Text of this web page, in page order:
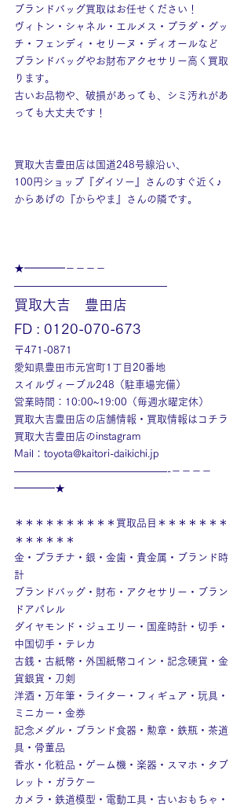
ブランドバッグ買取はお任せください！
ヴィトン・シャネル・エルメス・プラダ・グッ
チ・フェンディ・セリーヌ・ディオールなど
ブランドバッグやお財布アクセサリー高く買取
ります。
古いお品物や、破損があっても、シミ汚れがあ
っても大丈夫です！
買取大吉豊田店は国道248号線沿い、
100円ショップ『ダイソー』さんのすぐ近く♪
からあげの『からやま』さんの隣です。
★━━━━－－－－
———————————————
買取大吉　豊田店
FD : 0120-070-673
〒471-0871
愛知県豊田市元宮町1丁目20番地
スイルヴィーブル248（駐車場完備）
営業時間：10:00~19:00（毎週水曜定休）
買取大吉豊田店の店舗情報・買取情報はコチラ
買取大吉豊田店のinstagram
Mail：toyota@kaitori-daikichi.jp
———————————————-－－－－
━━━━★
＊＊＊＊＊＊＊＊＊＊買取品目＊＊＊＊＊＊＊
＊＊＊＊＊＊
金・プラチナ・銀・金歯・貴金属・ブランド時
計
ブランドバッグ・財布・アクセサリー・ブラン
ドアパレル
ダイヤモンド・ジュエリー・国産時計・切手・
中国切手・テレカ
古銭・古紙幣・外国紙幣コイン・記念硬貨・金
貨銀貨・刀剣
洋酒・万年筆・ライター・フィギュア・玩具・
ミニカー・金券
記念メダル・ブランド食器・勲章・鉄瓶・茶道
具・骨董品
香水・化粧品・ゲーム機・楽器・スマホ・タブ
レット・ガラケー
カメラ・鉄道模型・電動工具・古いおもちゃ・